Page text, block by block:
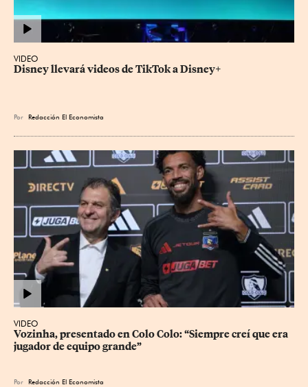
VIDEO
Disney llevará videos de TikTok a Disney+
Por Redacción El Economista
VIDEO
Vozinha, presentado en Colo Colo: “Siempre creí que era
jugador de equipo grande”
Por Redacción El Economista